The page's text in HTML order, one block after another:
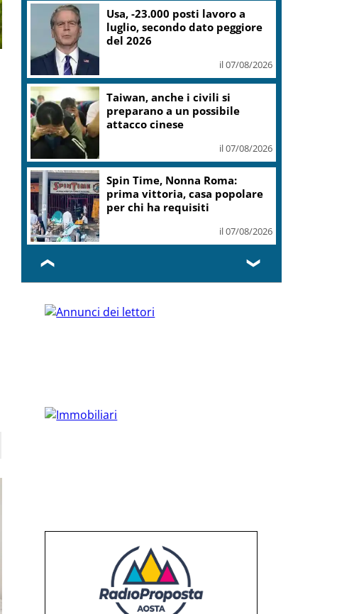
Usa, -23.000 posti lavoro a
luglio, secondo dato peggiore
del 2026
il 07/08/2026
Taiwan, anche i civili si
preparano a un possibile
attacco cinese
il 07/08/2026
Spin Time, Nonna Roma:
prima vittoria, casa popolare
per chi ha requisiti
il 07/08/2026
❮ ❯